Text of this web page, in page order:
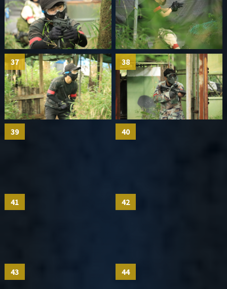
37 38
39 40
41 42
43 44